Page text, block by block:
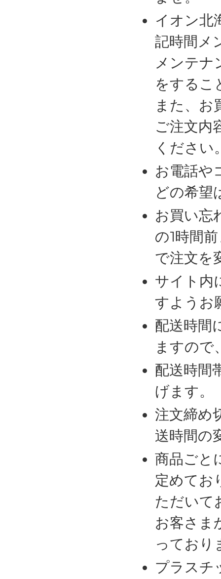
イオン北
記時間メ
メンテナ
をするこ
また、お
ご注文内
ください
お電話や
どの希望
お買い忘
の1時間
で注文を
サイト内
すようお
配送時間
ますので
配送時間
げます。
注文締め
送時間の
商品ごと
定めてお
ただいて
お客さま
っており
プラスチ